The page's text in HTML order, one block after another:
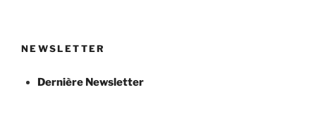
NEWSLETTER
Dernière Newsletter